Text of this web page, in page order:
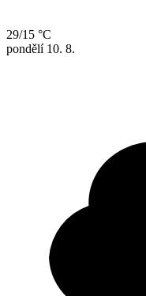
29/15 °C
pondělí 10. 8.